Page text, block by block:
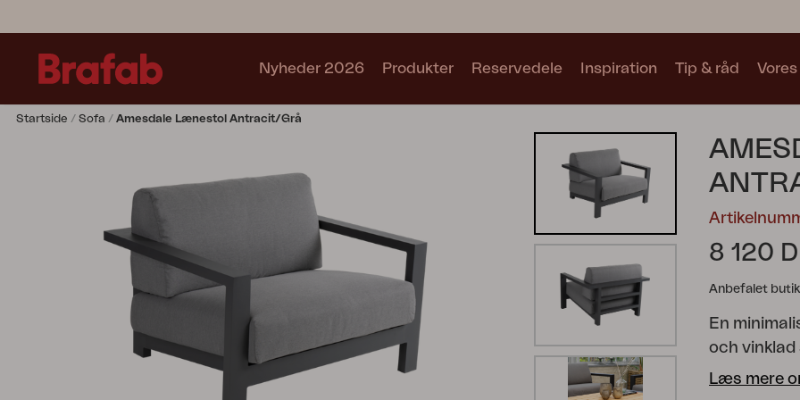
Nyheder 2026 Produkter
Samlinger
Se alle samlinger
Blixt Trolly
Reservedele Inspiration Tip & råd
Startside Sofa Amesdale Lænestol Antracit/Grå
8 120
Anbefalet
En
och vinklad
du enkelt
Læs mere